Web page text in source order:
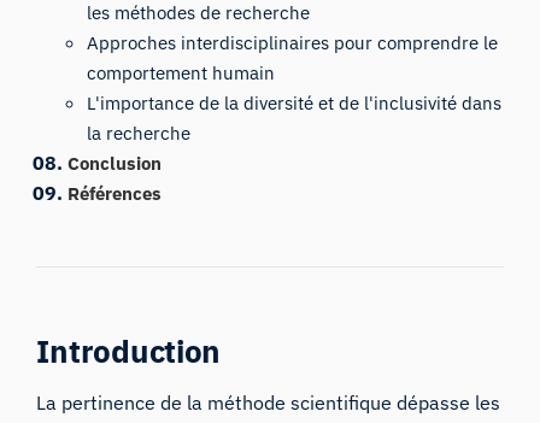
les méthodes de recherche
Approches interdisciplinaires pour comprendre le
comportement humain
L'importance de la diversité et de l'inclusivité dans
la recherche
Conclusion
Références
Introduction
La pertinence de la méthode scientifique dépasse les